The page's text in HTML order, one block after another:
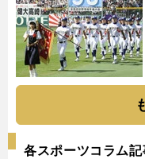
各スポーツコラム記